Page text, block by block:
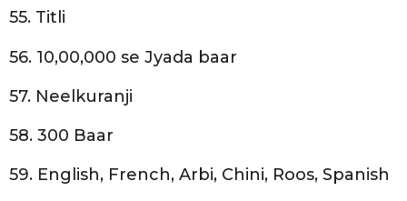
55. Titli
56. 10,00,000 se Jyada baar
57. Neelkuranji
58. 300 Baar
59. English, French, Arbi, Chini, Roos, Spanish